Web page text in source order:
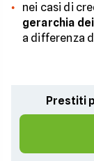
nei casi di
gerarchia
a differenza
Prestiti